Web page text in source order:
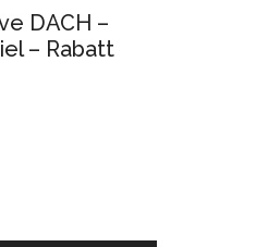
DACH –
– Rabatt